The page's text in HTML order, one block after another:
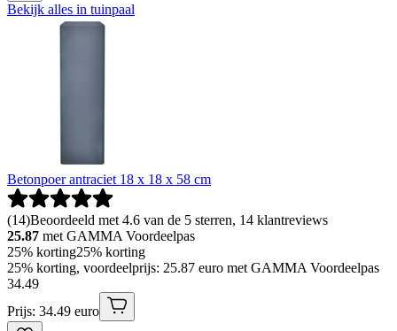
Bekijk alles in tuinpaal
Betonpoer antraciet 18 x 18 x 58 cm
(14)Beoordeeld met 4.6 van de 5 sterren, 14 klantreviews
25.87 met GAMMA Voordeelpas
25% korting25% korting
25% korting, voordeelprijs: 25.87 euro met GAMMA Voordeelpas
34.49
Prijs: 34.49 euro